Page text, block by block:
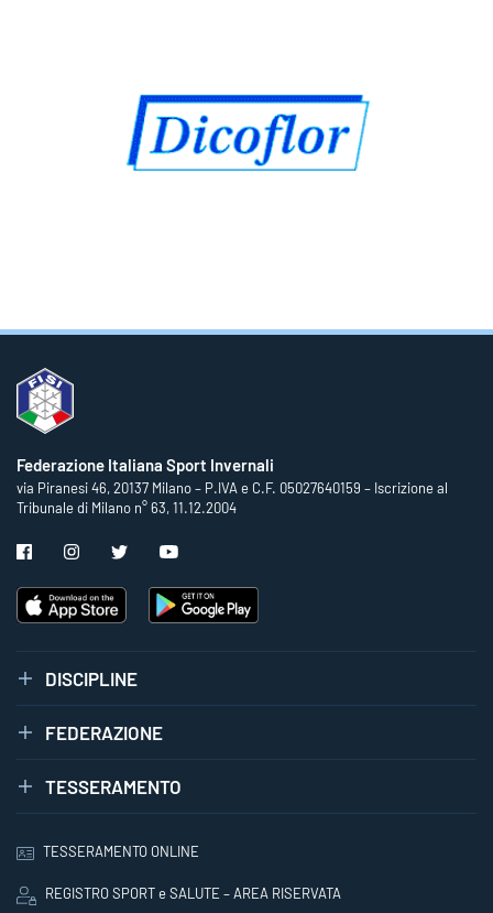
Federazione Italiana Sport Invernali
via Piranesi 46, 20137 Milano – P.IVA e C.F. 05027640159 – Iscrizione al
Tribunale di Milano n° 63, 11.12.2004
DISCIPLINE
FEDERAZIONE
TESSERAMENTO
TESSERAMENTO ONLINE
REGISTRO SPORT e SALUTE – AREA RISERVATA